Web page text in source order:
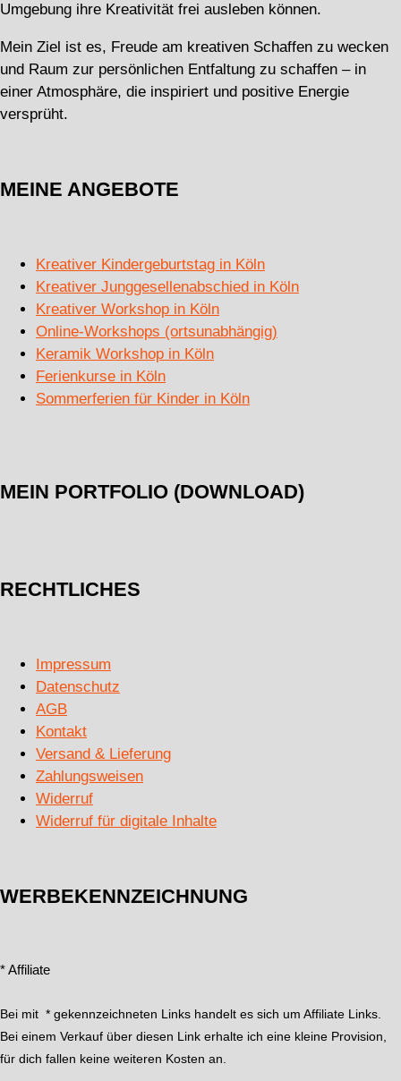
Umgebung ihre Kreativität frei ausleben können.
Mein Ziel ist es, Freude am kreativen Schaffen zu wecken
und Raum zur persönlichen Entfaltung zu schaffen – in
einer Atmosphäre, die inspiriert und positive Energie
versprüht.
MEINE ANGEBOTE
Kreativer Kindergeburtstag in Köln
Kreativer Junggesellenabschied in Köln
Kreativer Workshop in Köln
Online-Workshops (ortsunabhängig)
Keramik Workshop in Köln
Ferienkurse in Köln
Sommerferien für Kinder in Köln
MEIN PORTFOLIO (DOWNLOAD)
RECHTLICHES
Impressum
Datenschutz
AGB
Kontakt
Versand & Lieferung
Zahlungsweisen
Widerruf
Widerruf für digitale Inhalte
WERBEKENNZEICHNUNG
* Affiliate
Bei mit * gekennzeichneten Links handelt es sich um Affiliate Links.
Bei einem Verkauf über diesen Link erhalte ich eine kleine Provision,
für dich fallen keine weiteren Kosten an.